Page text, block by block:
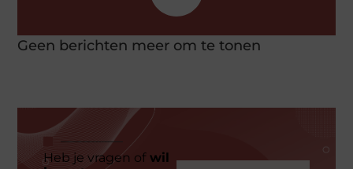
Geen berichten meer om te tonen
Heb je vragen ofwil